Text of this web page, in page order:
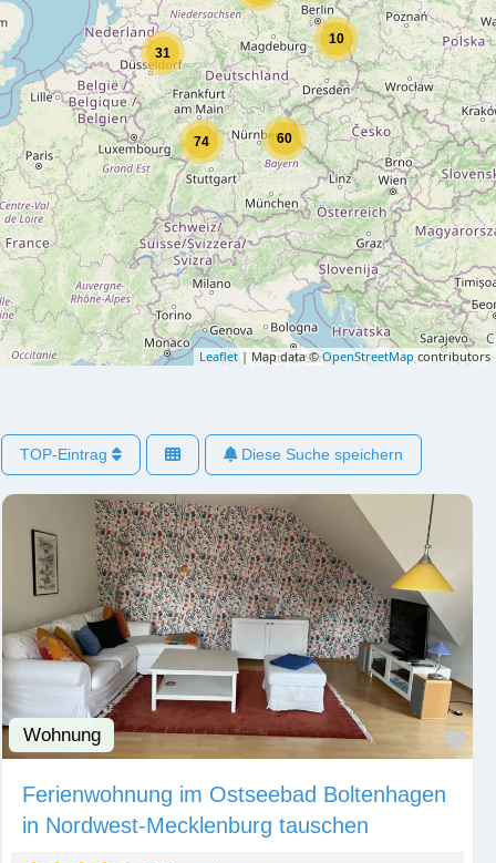
60
74
31
10
Leaflet | Map data ©OpenStreetMap contributors
TOP-Eintrag Diese Suche speichern
Wohnung
Ferienwohnung im Ostseebad Boltenhagen
in Nordwest-Mecklenburg tauschen